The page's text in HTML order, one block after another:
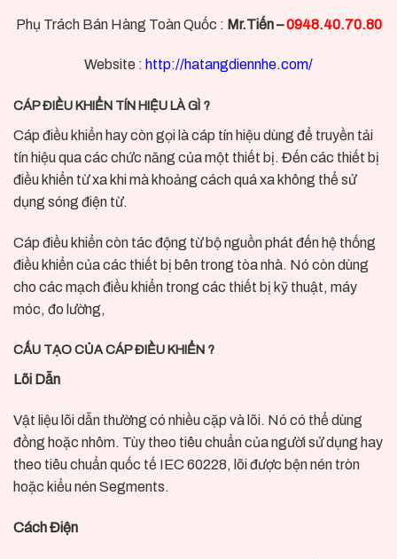
Phụ Trách Bán Hàng Toàn Quốc : Mr.Tiến –0948.40.70.80
Website : http://hatangdiennhe.com/
CÁP ĐIỀU KHIỂN TÍN HIỆU LÀ GÌ ?
Cáp điều khiển hay còn gọi là cáp tín hiệu dùng để truyền tải
tín hiệu qua các chức năng của một thiết bị. Đến các thiết bị
điều khiển từ xa khi mà khoảng cách quá xa không thể sử
dụng sóng điện từ.
Cáp điều khiển còn tác động từ bộ nguồn phát đến hệ thống
điều khiển của các thiết bị bên trong tòa nhà. Nó còn dùng
cho các mạch điều khiển trong các thiết bị kỹ thuật, máy
móc, đo lường,
CẤU TẠO CỦA CÁP ĐIỀU KHIỂN ?
Lõi Dẫn
Vật liệu lõi dẫn thường có nhiều cặp và lõi. Nó có thể dùng
đồng hoặc nhôm. Tùy theo tiêu chuẩn của người sử dụng hay
theo tiêu chuẩn quốc tế IEC 60228, lõi được bện nén tròn
hoặc kiểu nén Segments.
Cách Điện